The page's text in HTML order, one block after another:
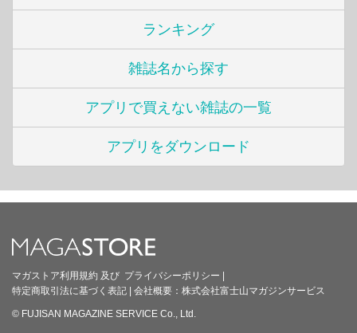
ランキング
雑誌名から探す
アプリで買えない雑誌の一覧
アプリをダウンロード
マガストア利用規約 及び プライバシーポリシー
特定商取引法に基づく表記
会社概要： 株式会社富士山マガジンサービス
© FUJISAN MAGAZINE SERVICE Co., Ltd.